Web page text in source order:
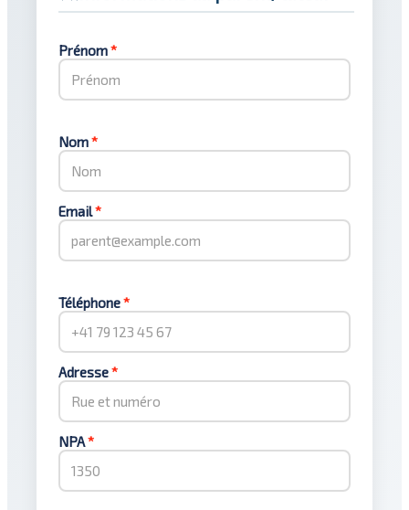
Prénom*
Nom*
Email*
Téléphone*
Adresse*
NPA*